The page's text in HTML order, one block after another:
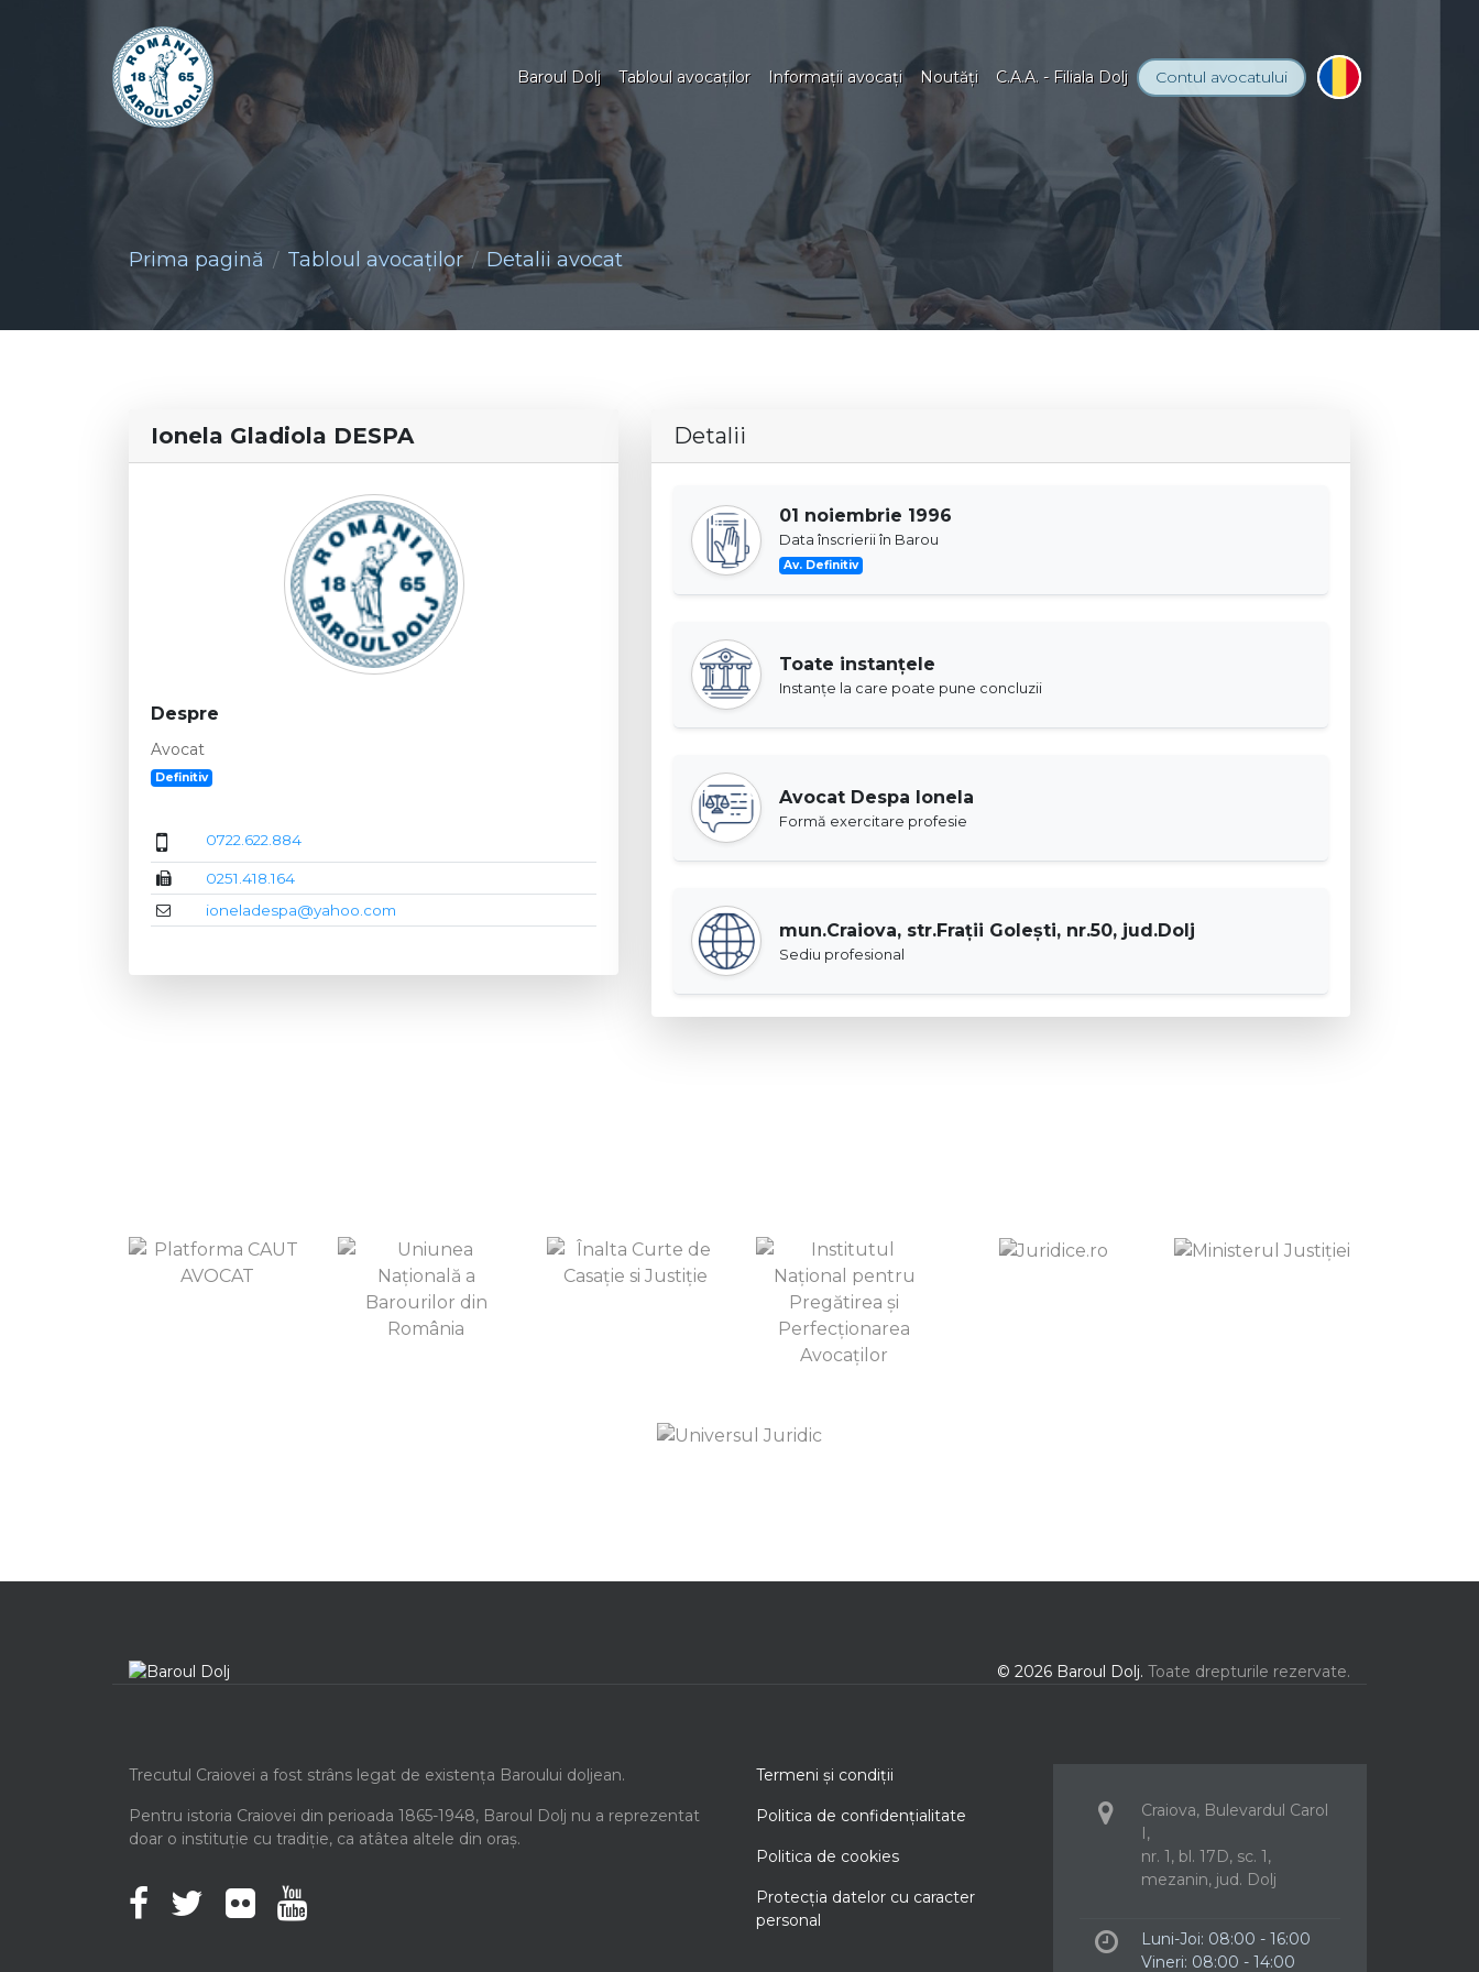
Baroul Dolj Tabloul avocaţilor Informaţii avocaţi Noutăţi C.A.A. - Filiala Dolj Contul avocatului
Prima pagină Tabloul avocaţilor Detalii avocat
Ionela Gladiola DESPA
Despre
Avocat
Definitiv
0722.622.884
0251.418.164
ioneladespa@yahoo.com
Detalii
01 noiembrie 1996
Data înscrierii în Barou
Av. Definitiv
Toate instanţele
Instanţe la care poate pune concluzii
Avocat Despa Ionela
Formă exercitare profesie
mun.Craiova, str.Fraţii Goleşti, nr.50, jud.Dolj
Sediu profesional
© 2026 Baroul Dolj. Toate drepturile rezervate.
Trecutul Craiovei a fost strâns legat de existența Baroului doljean.
Pentru istoria Craiovei din perioada 1865-1948, Baroul Dolj nu a reprezentat
doar o instituție cu tradiție, ca atâtea altele din oraș.
Termeni şi condiţii
Politica de confidenţialitate
Politica de cookies
Protecţia datelor cu caracter
personal
Craiova, Bulevardul Carol
I,
nr. 1, bl. 17D, sc. 1,
mezanin, jud. Dolj
Luni-Joi: 08:00 - 16:00
Vineri: 08:00 - 14:00